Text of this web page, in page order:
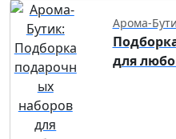
Арома-
для